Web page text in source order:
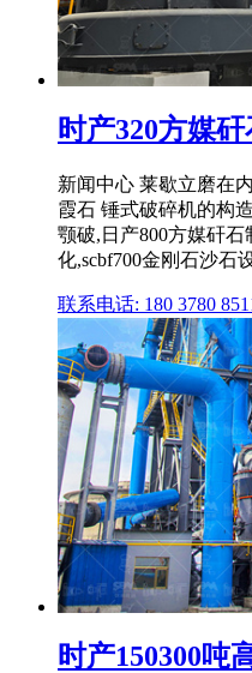
时产320方媒
新闻中心 莱歇立磨在
霞石 锤式破碎机的构
颚破,日产800方媒矸
化,scbf700金刚石沙石
联系电话: 180 3780
时产150300吨